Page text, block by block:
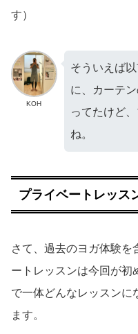
す）
KOH
そういえば
に、カーテ
ってたけど
ね。
プライベートレッス
さて、過去のヨガ体験を
ートレッスンは今回が初
で一体どんなレッスンに
ます。